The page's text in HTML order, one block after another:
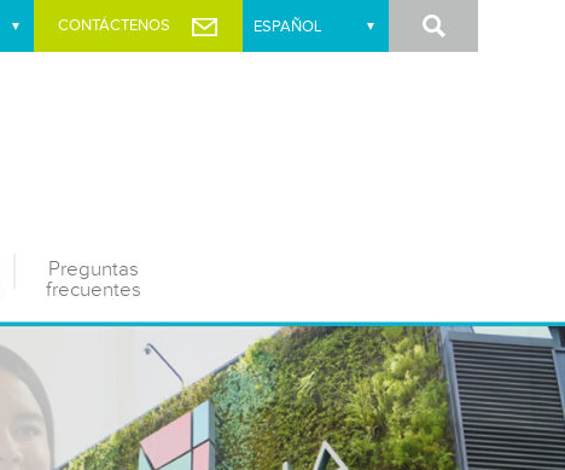
CONTÁCTENOS Buscar
Preguntas
frecuentes